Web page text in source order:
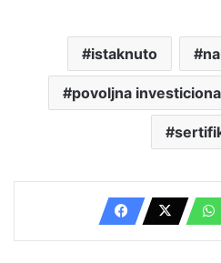
istaknuto
povoljna